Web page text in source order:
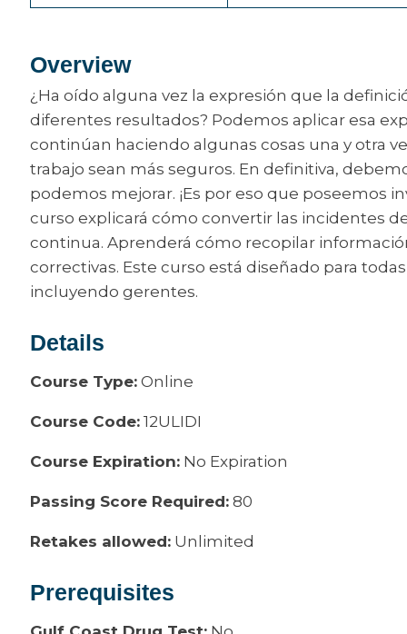
Overview
¿Ha oído alguna vez la expresión que la
diferentes resultados? Podemos aplicar esa
continúan haciendo algunas cosas una y otra
trabajo sean más seguros. En definitiva,
podemos mejorar. ¡Es por eso que poseemos
curso explicará cómo convertir las incidentes
continua. Aprenderá cómo recopilar
correctivas. Este curso está diseñado para
incluyendo gerentes.
Details
Course Type: Online
Course Code: 12ULIDI
Course Expiration: No Expiration
Passing Score Required: 80
Retakes allowed: Unlimited
Prerequisites